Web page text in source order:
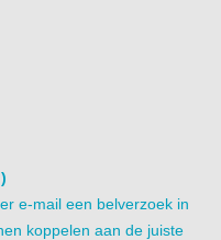
e-mail een belverzoek in
koppelen aan de juiste